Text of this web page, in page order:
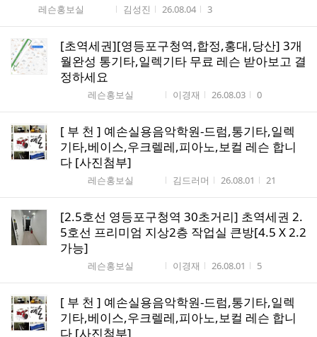
게시판명
레슨홍보실 작성자
김성진 작성시간
26.08.04 조회수
3
[초역세권][영등포구청역,합정,홍대,당산] 3개
월완성 통기타,일렉기타 무료 레슨 받아보고 결
정하세요
게시판명
레슨홍보실 작성자
이경재 작성시간
26.08.03 조회수
0
[ 부 천 ] 예손실용음악학원-드럼,통기타,일렉
기타,베이스,우크렐레,피아노,보컬 레슨 합니
다 [사진첨부]
게시판명
레슨홍보실 작성자
김드러머 작성시간
26.08.01 조회수
21
[2.5호선 영등포구청역 30초거리] 초역세권 2.
5호선 프리미엄 지상2층 작업실 큰방[4.5 X 2.2
가능]
게시판명
레슨홍보실 작성자
이경재 작성시간
26.08.01 조회수
5
[ 부 천 ] 예손실용음악학원-드럼,통기타,일렉
기타,베이스,우크렐레,피아노,보컬 레슨 합니
다 [사진첨부]